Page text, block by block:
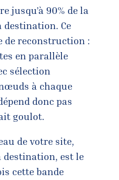
jusqu’à 90% de la
destination. Ce
de reconstruction :
en parallèle
sélection
à chaque
donc pas
goulot.
de votre site,
destination, est le
cette bande